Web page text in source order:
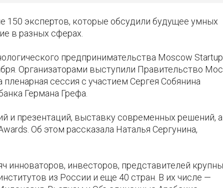
150 экспертов, которые обсудили будущее умных
в разных сферах.
предпринимательства Moscow Startup
Организаторами выступили Правительство
сессия с участием Сергея Собянина
Германа Грефа.
и презентаций, выставку современных решений,
Об этом рассказала Наталья Сергунина,
инноваторов, инвесторов, представителей
из России и еще 40 стран. В их числе —